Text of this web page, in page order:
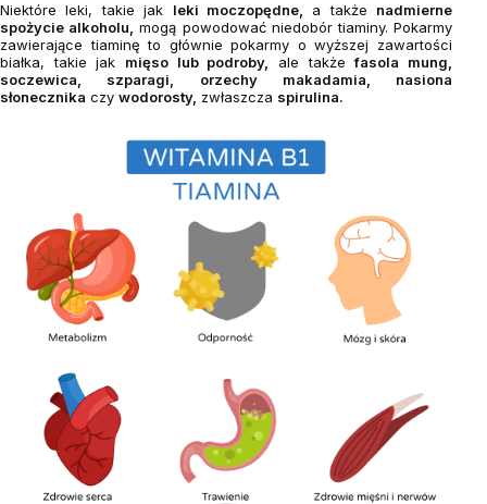
Niektóre leki, takie jak leki moczopędne, a także nadmierne
spożycie alkoholu,
mogą powodować niedobór tiaminy. Pokarmy
zawierające tiaminę to głównie pokarmy o wyższej zawartości
białka, takie jak mięso lub podroby, ale takżefasola mung,
soczewica, szparagi, orzechy makadamia, nasiona
słonecznika czy wodorosty, zwłaszcza spirulina.